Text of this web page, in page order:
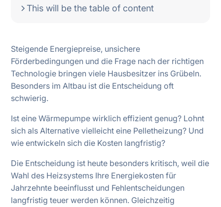
This will be the table of content
Steigende Energiepreise, unsichere
Förderbedingungen und die Frage nach der richtigen
Technologie bringen viele Hausbesitzer ins Grübeln.
Besonders im Altbau ist die Entscheidung oft
schwierig.
Ist eine Wärmepumpe wirklich effizient genug? Lohnt
sich als Alternative vielleicht eine Pelletheizung? Und
wie entwickeln sich die Kosten langfristig?
Die Entscheidung ist heute besonders kritisch, weil die
Wahl des Heizsystems Ihre Energiekosten für
Jahrzehnte beeinflusst und Fehlentscheidungen
langfristig teuer werden können. Gleichzeitig